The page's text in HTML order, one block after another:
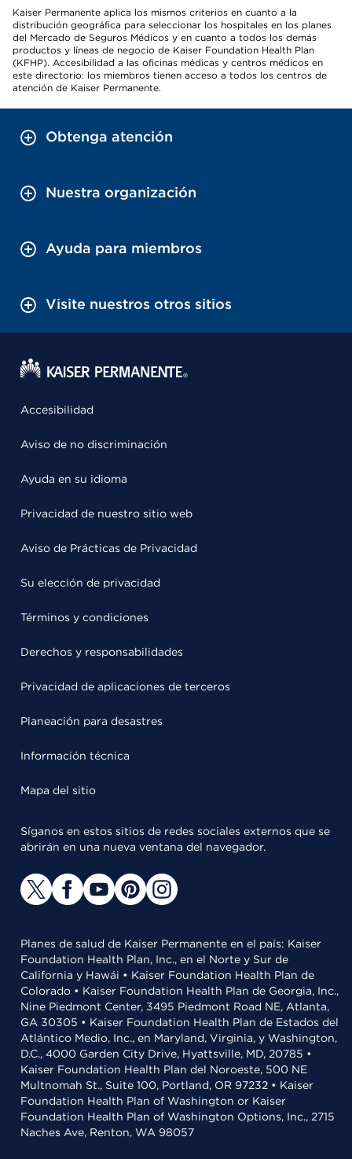
Kaiser Permanente aplica los mismos criterios en cuanto a la
distribución geográfica para seleccionar los hospitales en los planes
del Mercado de Seguros Médicos y en cuanto a todos los demás
productos y líneas de negocio de Kaiser Foundation Health Plan
(KFHP). Accesibilidad a las oficinas médicas y centros médicos en
este directorio: los miembros tienen acceso a todos los centros de
atención de Kaiser Permanente.
Obtenga atención
Nuestra organización
Ayuda para miembros
Visite nuestros otros sitios
Accesibilidad
Aviso de no discriminación
Ayuda en su idioma
Privacidad de nuestro sitio web
Aviso de Prácticas de Privacidad
Su elección de privacidad
Términos y condiciones
Derechos y responsabilidades
Privacidad de aplicaciones de terceros
Planeación para desastres
Información técnica
Mapa del sitio
Síganos en estos sitios de redes sociales externos que se
abrirán en una nueva ventana del navegador.
Planes de salud de Kaiser Permanente en el país: Kaiser
Foundation Health Plan, Inc., en el Norte y Sur de
California y Hawái • Kaiser Foundation Health Plan de
Colorado • Kaiser Foundation Health Plan de Georgia, Inc.,
Nine Piedmont Center, 3495 Piedmont Road NE, Atlanta,
GA 30305 • Kaiser Foundation Health Plan de Estados del
Atlántico Medio, Inc., en Maryland, Virginia, y Washington,
D.C., 4000 Garden City Drive, Hyattsville, MD, 20785 •
Kaiser Foundation Health Plan del Noroeste, 500 NE
Multnomah St., Suite 100, Portland, OR 97232 • Kaiser
Foundation Health Plan of Washington or Kaiser
Foundation Health Plan of Washington Options, Inc., 2715
Naches Ave, Renton, WA 98057